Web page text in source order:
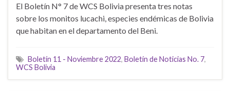
El Boletín N° 7 de WCS Bolivia presenta tres notas
sobre los monitos lucachi, especies endémicas de Bolivia
que habitan en el departamento del Beni.
Boletín 11 - Noviembre 2022, Boletín de Noticias No. 7,
WCS Bolivia